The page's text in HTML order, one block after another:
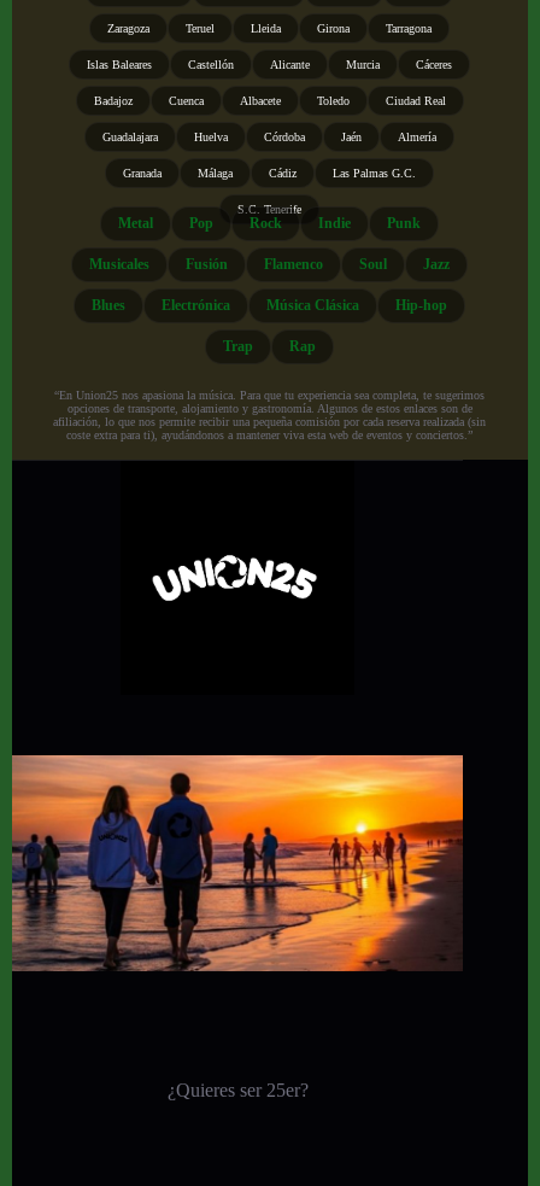
Zaragoza Teruel Lleida Girona Tarragona
Islas Baleares Castellón Alicante Murcia Cáceres
Badajoz Cuenca Albacete Toledo Ciudad Real
Guadalajara Huelva Córdoba Jaén Almería
Granada Málaga Cádiz Las Palmas G.C.
S.C. Tenerife
Metal Pop Rock Indie Punk
Musicales Fusión Flamenco Soul Jazz
Blues Electrónica Música Clásica Hip-hop
Trap Rap
“En Union25 nos apasiona la música. Para que tu experiencia sea completa, te sugerimos
opciones de transporte, alojamiento y gastronomía. Algunos de estos enlaces son de
afiliación, lo que nos permite recibir una pequeña comisión por cada reserva realizada (sin
coste extra para ti), ayudándonos a mantener viva esta web de eventos y conciertos.”
¿Quieres ser 25er?